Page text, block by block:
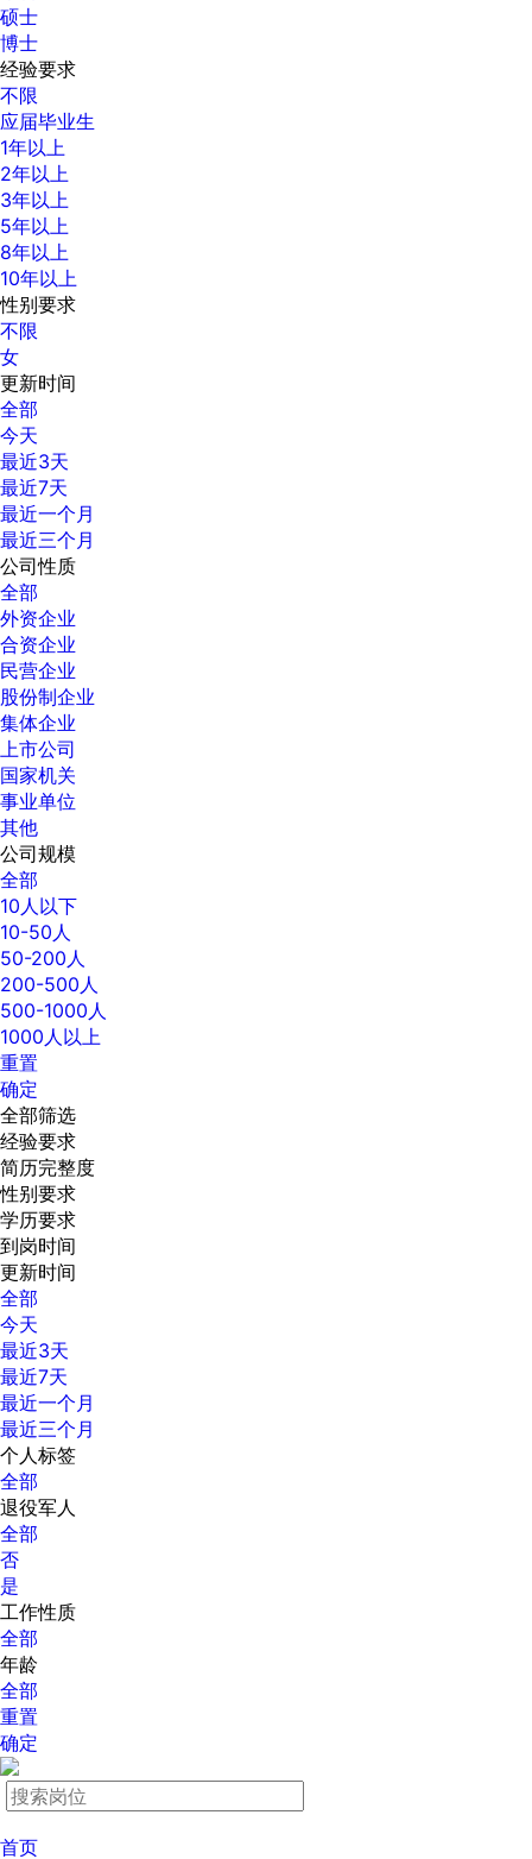
硕士
博士
经验要求
不限
应届毕业生
1年以上
2年以上
3年以上
5年以上
8年以上
10年以上
性别要求
不限
女
更新时间
全部
今天
最近3天
最近7天
最近一个月
最近三个月
公司性质
全部
外资企业
合资企业
民营企业
股份制企业
集体企业
上市公司
国家机关
事业单位
其他
公司规模
全部
10人以下
10-50人
50-200人
200-500人
500-1000人
1000人以上
重置
确定
全部筛选
经验要求
简历完整度
性别要求
学历要求
到岗时间
更新时间
全部
今天
最近3天
最近7天
最近一个月
最近三个月
个人标签
全部
退役军人
全部
否
是
工作性质
全部
年龄
全部
重置
确定
首页